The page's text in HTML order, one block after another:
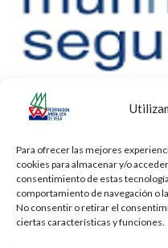
Para ofrecer las mejores
cookies para almacenar y/o
consentimiento de estas
comportamiento de navegación o
No consentir o retirar el
ciertas características y funciones.